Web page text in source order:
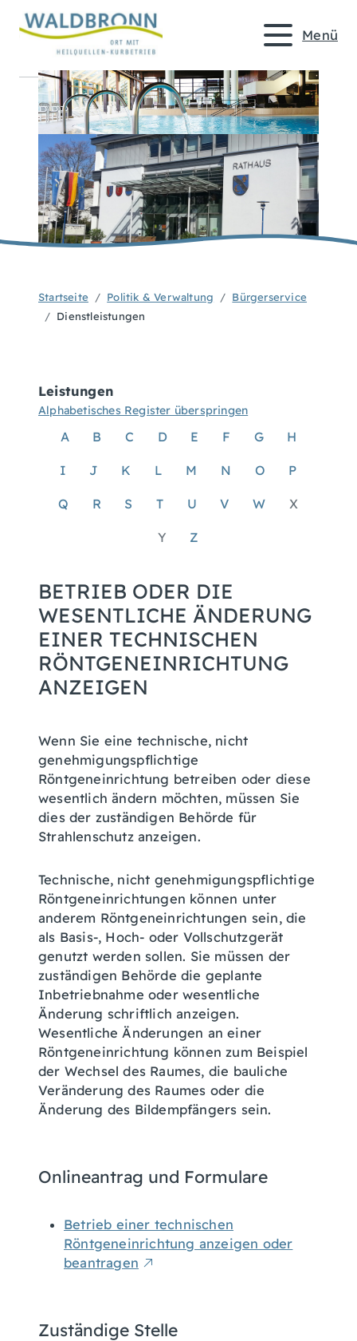
Menü
Startseite Politik & Verwaltung
Bürgerservice
Dienstleistungen
Leistungen
Alphabetisches Register überspringen
A B C D E F G H
I J K L M N O P
Q R S T U V W X
Y Z
BETRIEB ODER DIE
WESENTLICHE ÄNDERUNG
EINER TECHNISCHEN
RÖNTGENEINRICHTUNG
ANZEIGEN
Wenn Sie eine technische, nicht
genehmigungspflichtige
Röntgeneinrichtung betreiben oder diese
wesentlich ändern möchten, müssen Sie
dies der zuständigen Behörde für
Strahlenschutz anzeigen.
Technische, nicht genehmigungspflichtige
Röntgeneinrichtungen können unter
anderem Röntgeneinrichtungen sein, die
als Basis-, Hoch- oder Vollschutzgerät
genutzt werden sollen. Sie müssen der
zuständigen Behörde die geplante
Inbetriebnahme oder wesentliche
Änderung schriftlich anzeigen.
Wesentliche Änderungen an einer
Röntgeneinrichtung können zum Beispiel
der Wechsel des Raumes, die bauliche
Veränderung des Raumes oder die
Änderung des Bildempfängers sein.
Onlineantrag und Formulare
Betrieb einer technischen
Röntgeneinrichtung anzeigen oder
beantragen
Zuständige Stelle